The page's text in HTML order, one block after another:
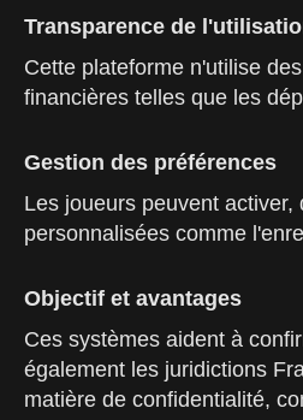
Transparence de
Cette plateforme n'utilise
financières telles que les
Gestion des préférences
Les joueurs peuvent
personnalisées comme
Objectif et avantages
Ces systèmes aident à
également les juridictions
matière de confidentialité,